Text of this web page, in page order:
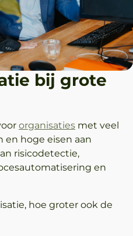
bij grote
organisaties met veel
en hoge eisen aan
risicodetectie,
en
hoe groter ook de